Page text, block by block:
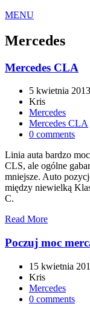
MENU
Mercedes
Mercedes CLA
5 kwietnia 2013
Kris
Mercedes
Mercedes CLA
0 comments
Linia auta bardzo
CLS, ale ogólne
mniejsze. Auto
między niewielką
C.
Read More
Poczuj moc
15 kwietnia
Kris
Mercedes
0 comments